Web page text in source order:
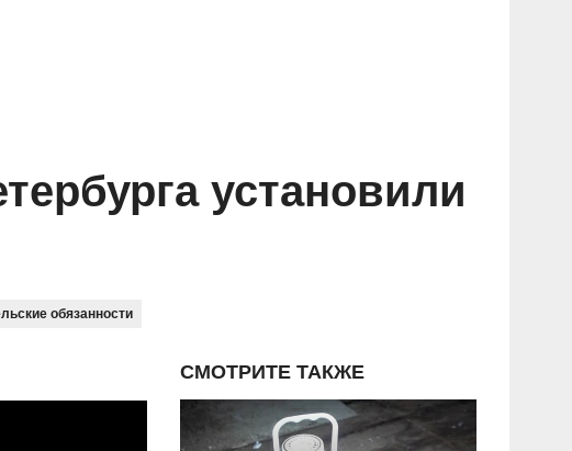
установили
обязанности
СМОТРИТЕ ТАКЖЕ